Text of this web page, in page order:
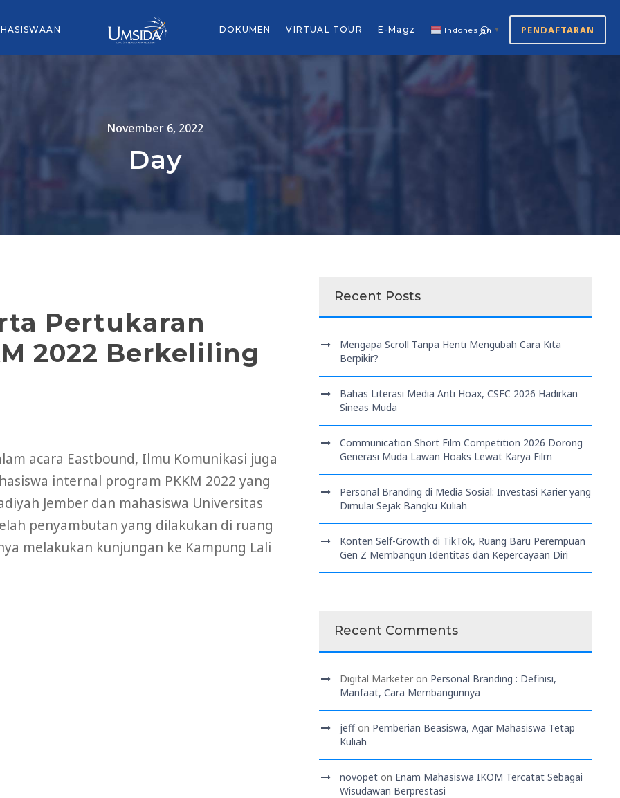
DOKUMEN VIRTUAL TOUR E-Magz Indonesian ▼ PENDAFTARAN
November 6, 2022
Day
Pertukaran
2022 Berkeliling
acara Eastbound, Ilmu Komunikasi juga
internal program PKKM 2022 yang
Jember dan mahasiswa Universitas
penyambutan yang dilakukan di ruang
melakukan kunjungan ke Kampung Lali
Recent Posts
Mengapa Scroll Tanpa Henti Mengubah Cara Kita
Berpikir?
Bahas Literasi Media Anti Hoax, CSFC 2026 Hadirkan
Sineas Muda
Communication Short Film Competition 2026 Dorong
Generasi Muda Lawan Hoaks Lewat Karya Film
Personal Branding di Media Sosial: Investasi Karier yang
Dimulai Sejak Bangku Kuliah
Konten Self-Growth di TikTok, Ruang Baru Perempuan
Gen Z Membangun Identitas dan Kepercayaan Diri
Recent Comments
Digital Marketer on Personal Branding : Definisi,
Manfaat, Cara Membangunnya
jeff on Pemberian Beasiswa, Agar Mahasiswa Tetap
Kuliah
novopet on Enam Mahasiswa IKOM Tercatat Sebagai
Wisudawan Berprestasi